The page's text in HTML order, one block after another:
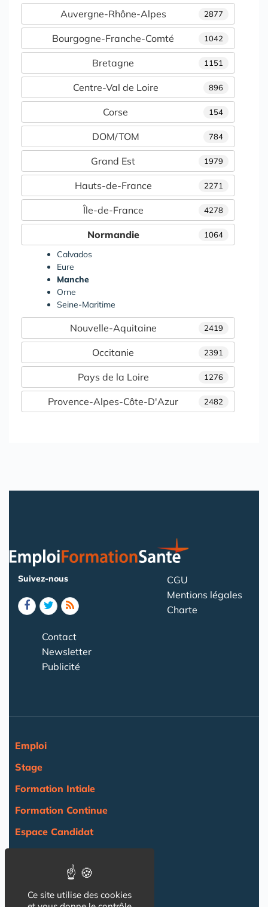
2877
Auvergne-Rhône-Alpes
1042
Bourgogne-Franche-Comté
1151
Bretagne
896
Centre-Val de Loire
154
Corse
784
DOM/TOM
1979
Grand Est
2271
Hauts-de-France
4278
Île-de-France
1064
Normandie
Calvados
Eure
Manche
Orne
Seine-Maritime
2419
Nouvelle-Aquitaine
2391
Occitanie
1276
Pays de la Loire
2482
Provence-Alpes-Côte-D'Azur
Suivez-nous
CGU
Mentions légales
Charte
Contact
Newsletter
Publicité
Emploi
Stage
Formation Intiale
Formation Continue
Espace Candidat
Agenda
Ce site utilise des cookies